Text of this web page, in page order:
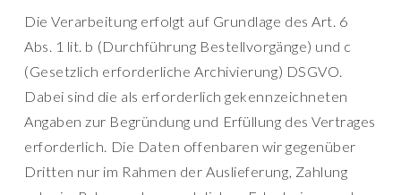
Die Verarbeitung erfolgt auf Grundlage des Art. 6
Abs. 1 lit. b (Durchführung Bestellvorgänge) und c
(Gesetzlich erforderliche Archivierung) DSGVO.
Dabei sind die als erforderlich gekennzeichneten
Angaben zur Begründung und Erfüllung des Vertrages
erforderlich. Die Daten offenbaren wir gegenüber
Dritten nur im Rahmen der Auslieferung, Zahlung